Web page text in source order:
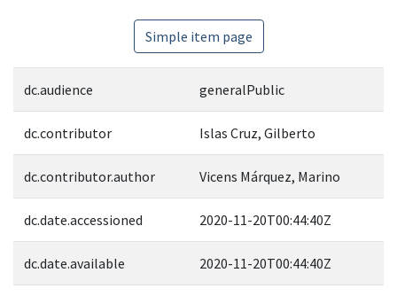
Simple item page
dc.audience generalPublic
dc.contributor Islas Cruz, Gilberto
dc.contributor.author Vicens Márquez, Marino
dc.date.accessioned 2020-11-20T00:44:40Z
dc.date.available 2020-11-20T00:44:40Z